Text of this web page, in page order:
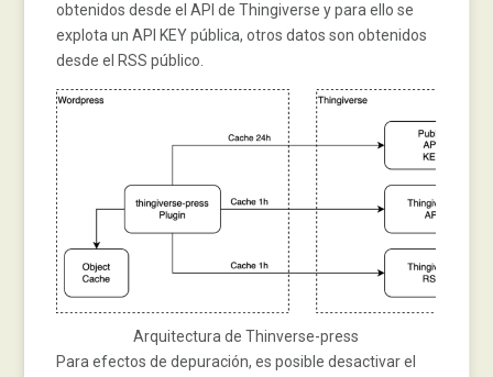
obtenidos desde el API de Thingiverse y para ello se
explota un API KEY pública, otros datos son obtenidos
desde el RSS público.
Arquitectura de Thinverse-press
Para efectos de depuración, es posible desactivar el